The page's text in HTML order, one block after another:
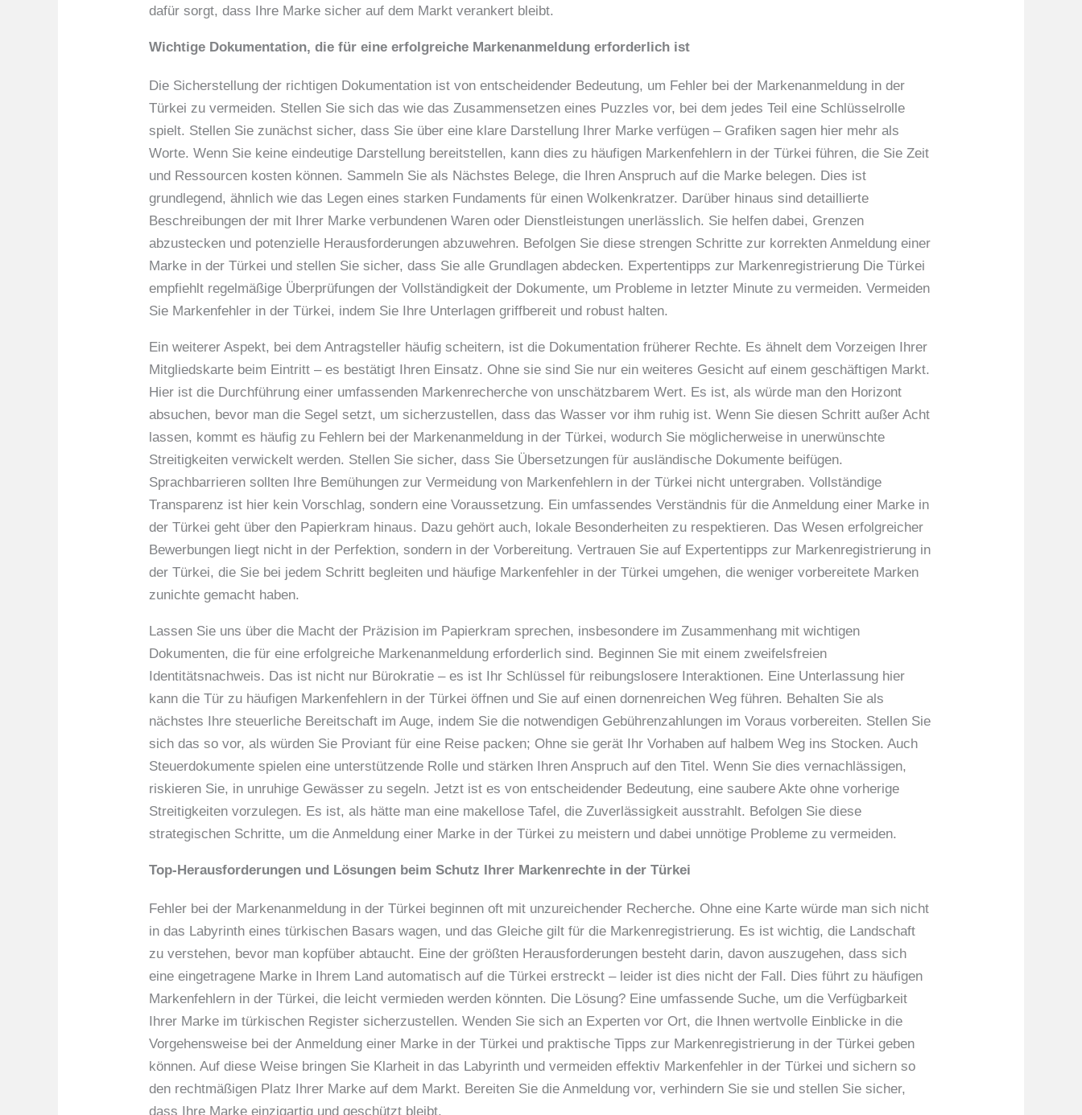
dafür sorgt, dass Ihre Marke sicher auf dem Markt verankert bleibt.
Wichtige Dokumentation, die für eine erfolgreiche Markenanmeldung erforderlich ist
Die Sicherstellung der richtigen Dokumentation ist von entscheidender Bedeutung, um Fehler bei der Markenanmeldung in der
Türkei zu vermeiden. Stellen Sie sich das wie das Zusammensetzen eines Puzzles vor, bei dem jedes Teil eine Schlüsselrolle
spielt. Stellen Sie zunächst sicher, dass Sie über eine klare Darstellung Ihrer Marke verfügen – Grafiken sagen hier mehr als
Worte. Wenn Sie keine eindeutige Darstellung bereitstellen, kann dies zu häufigen Markenfehlern in der Türkei führen, die Sie Zeit
und Ressourcen kosten können. Sammeln Sie als Nächstes Belege, die Ihren Anspruch auf die Marke belegen. Dies ist
grundlegend, ähnlich wie das Legen eines starken Fundaments für einen Wolkenkratzer. Darüber hinaus sind detaillierte
Beschreibungen der mit Ihrer Marke verbundenen Waren oder Dienstleistungen unerlässlich. Sie helfen dabei, Grenzen
abzustecken und potenzielle Herausforderungen abzuwehren. Befolgen Sie diese strengen Schritte zur korrekten Anmeldung einer
Marke in der Türkei und stellen Sie sicher, dass Sie alle Grundlagen abdecken. Expertentipps zur Markenregistrierung Die Türkei
empfiehlt regelmäßige Überprüfungen der Vollständigkeit der Dokumente, um Probleme in letzter Minute zu vermeiden. Vermeiden
Sie Markenfehler in der Türkei, indem Sie Ihre Unterlagen griffbereit und robust halten.
Ein weiterer Aspekt, bei dem Antragsteller häufig scheitern, ist die Dokumentation früherer Rechte. Es ähnelt dem Vorzeigen Ihrer
Mitgliedskarte beim Eintritt – es bestätigt Ihren Einsatz. Ohne sie sind Sie nur ein weiteres Gesicht auf einem geschäftigen Markt.
Hier ist die Durchführung einer umfassenden Markenrecherche von unschätzbarem Wert. Es ist, als würde man den Horizont
absuchen, bevor man die Segel setzt, um sicherzustellen, dass das Wasser vor ihm ruhig ist. Wenn Sie diesen Schritt außer Acht
lassen, kommt es häufig zu Fehlern bei der Markenanmeldung in der Türkei, wodurch Sie möglicherweise in unerwünschte
Streitigkeiten verwickelt werden. Stellen Sie sicher, dass Sie Übersetzungen für ausländische Dokumente beifügen.
Sprachbarrieren sollten Ihre Bemühungen zur Vermeidung von Markenfehlern in der Türkei nicht untergraben. Vollständige
Transparenz ist hier kein Vorschlag, sondern eine Voraussetzung. Ein umfassendes Verständnis für die Anmeldung einer Marke in
der Türkei geht über den Papierkram hinaus. Dazu gehört auch, lokale Besonderheiten zu respektieren. Das Wesen erfolgreicher
Bewerbungen liegt nicht in der Perfektion, sondern in der Vorbereitung. Vertrauen Sie auf Expertentipps zur Markenregistrierung in
der Türkei, die Sie bei jedem Schritt begleiten und häufige Markenfehler in der Türkei umgehen, die weniger vorbereitete Marken
zunichte gemacht haben.
Lassen Sie uns über die Macht der Präzision im Papierkram sprechen, insbesondere im Zusammenhang mit wichtigen
Dokumenten, die für eine erfolgreiche Markenanmeldung erforderlich sind. Beginnen Sie mit einem zweifelsfreien
Identitätsnachweis. Das ist nicht nur Bürokratie – es ist Ihr Schlüssel für reibungslosere Interaktionen. Eine Unterlassung hier
kann die Tür zu häufigen Markenfehlern in der Türkei öffnen und Sie auf einen dornenreichen Weg führen. Behalten Sie als
nächstes Ihre steuerliche Bereitschaft im Auge, indem Sie die notwendigen Gebührenzahlungen im Voraus vorbereiten. Stellen Sie
sich das so vor, als würden Sie Proviant für eine Reise packen; Ohne sie gerät Ihr Vorhaben auf halbem Weg ins Stocken. Auch
Steuerdokumente spielen eine unterstützende Rolle und stärken Ihren Anspruch auf den Titel. Wenn Sie dies vernachlässigen,
riskieren Sie, in unruhige Gewässer zu segeln. Jetzt ist es von entscheidender Bedeutung, eine saubere Akte ohne vorherige
Streitigkeiten vorzulegen. Es ist, als hätte man eine makellose Tafel, die Zuverlässigkeit ausstrahlt. Befolgen Sie diese
strategischen Schritte, um die Anmeldung einer Marke in der Türkei zu meistern und dabei unnötige Probleme zu vermeiden.
Top-Herausforderungen und Lösungen beim Schutz Ihrer Markenrechte in der Türkei
Fehler bei der Markenanmeldung in der Türkei beginnen oft mit unzureichender Recherche. Ohne eine Karte würde man sich nicht
in das Labyrinth eines türkischen Basars wagen, und das Gleiche gilt für die Markenregistrierung. Es ist wichtig, die Landschaft
zu verstehen, bevor man kopfüber abtaucht. Eine der größten Herausforderungen besteht darin, davon auszugehen, dass sich
eine eingetragene Marke in Ihrem Land automatisch auf die Türkei erstreckt – leider ist dies nicht der Fall. Dies führt zu häufigen
Markenfehlern in der Türkei, die leicht vermieden werden könnten. Die Lösung? Eine umfassende Suche, um die Verfügbarkeit
Ihrer Marke im türkischen Register sicherzustellen. Wenden Sie sich an Experten vor Ort, die Ihnen wertvolle Einblicke in die
Vorgehensweise bei der Anmeldung einer Marke in der Türkei und praktische Tipps zur Markenregistrierung in der Türkei geben
können. Auf diese Weise bringen Sie Klarheit in das Labyrinth und vermeiden effektiv Markenfehler in der Türkei und sichern so
den rechtmäßigen Platz Ihrer Marke auf dem Markt. Bereiten Sie die Anmeldung vor, verhindern Sie sie und stellen Sie sicher,
dass Ihre Marke einzigartig und geschützt bleibt.